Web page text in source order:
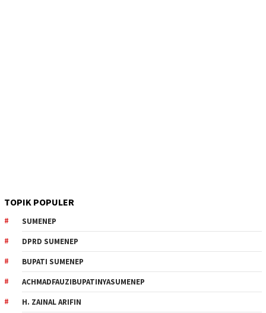
TOPIK POPULER
SUMENEP
DPRD SUMENEP
BUPATI SUMENEP
ACHMADFAUZIBUPATINYASUMENEP
H. ZAINAL ARIFIN